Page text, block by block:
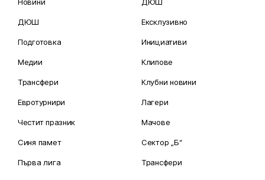
Новини
ДЮШ
Подготовка
Медии
Трансфери
Евротурнири
Честит празник
Синя памет
Първа лига
ДЮШ
Ексклузивно
Инициативи
Клипове
Клубни новини
Лагери
Мачове
Сектор „Б“
Трансфери